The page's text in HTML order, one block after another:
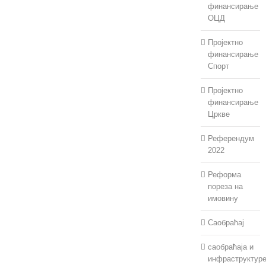
финансирање
ОЦД
Пројектно
финансирање
Спорт
Пројектно
финансирање
Цркве
Референдум
2022
Реформа
пореза на
имовину
Саобраћај
саобраћаја и
инфраструктуре